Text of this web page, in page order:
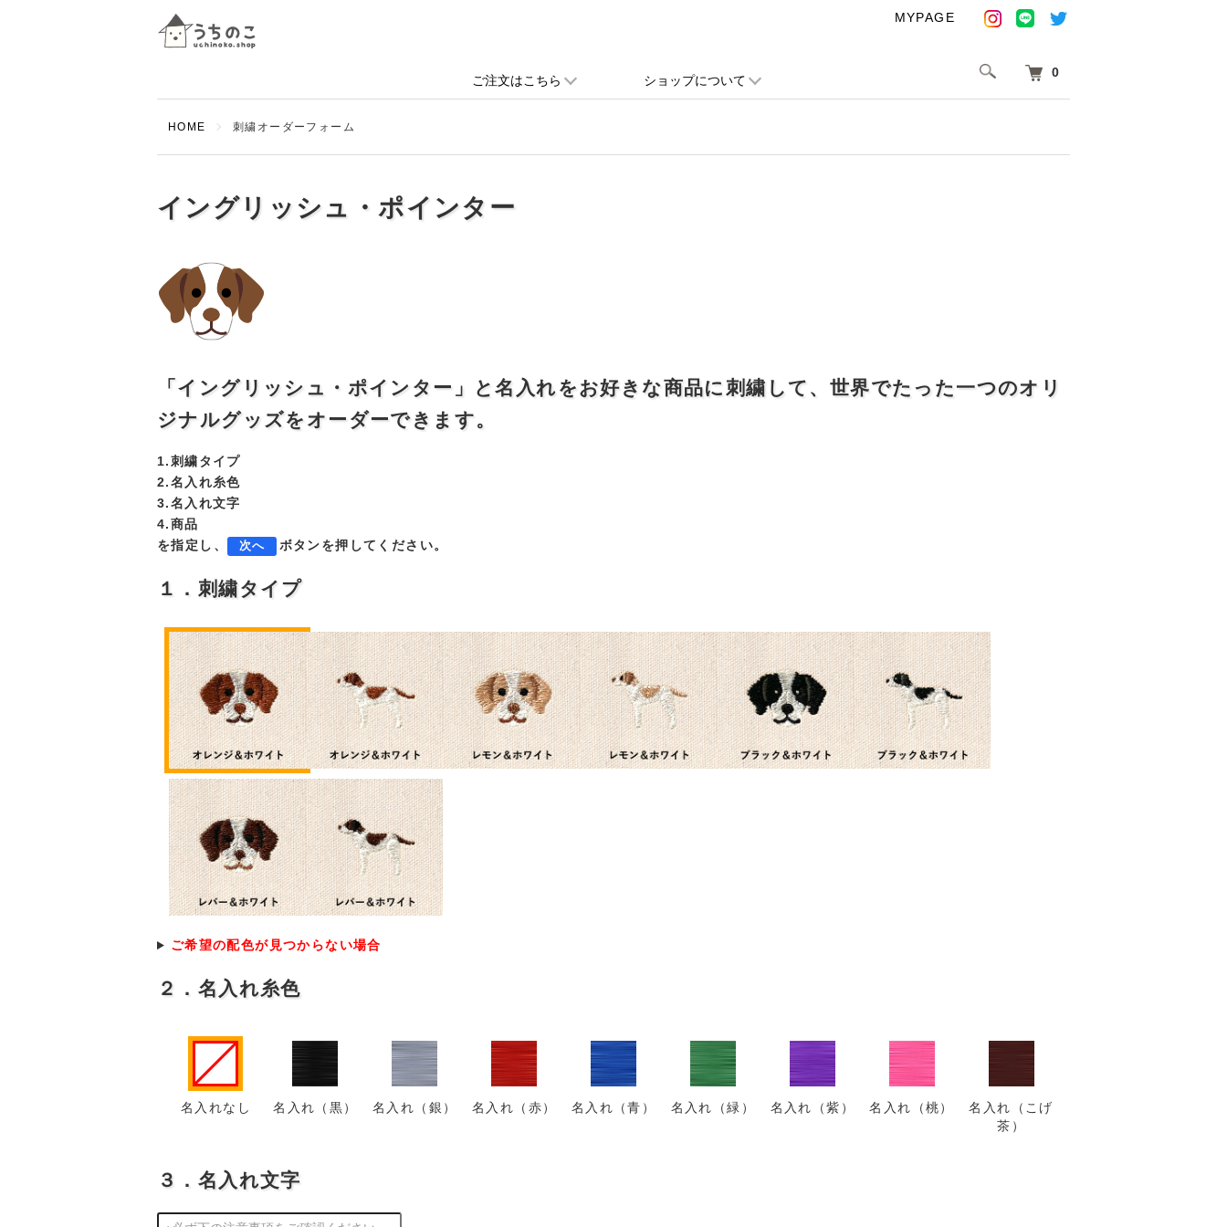
0
ご注文はこちら ショップについて
MYPAGE
HOME 刺繍オーダーフォーム
イングリッシュ・ポインター
「イングリッシュ・ポインター」と名入れをお好きな商品に刺繍して、世界でたった一つのオリ
ジナルグッズをオーダーできます。
1.刺繍タイプ
2.名入れ糸色
3.名入れ文字
4.商品
を指定し、
次へ ボタンを押してください。
１．刺繍タイプ
ご希望の配色が見つからない場合
２．名入れ糸色
名入れなし 名入れ（黒） 名入れ（銀） 名入れ（赤） 名入れ（青） 名入れ（緑） 名入れ（紫） 名入れ（桃）
名入れ（こげ
茶）
３．名入れ文字